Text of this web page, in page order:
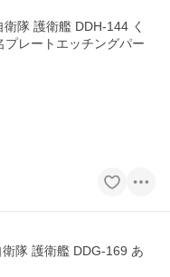
隊 護衛艦 DDH-144 く
プレートエッチングパー
隊 護衛艦 DDG-169 あ